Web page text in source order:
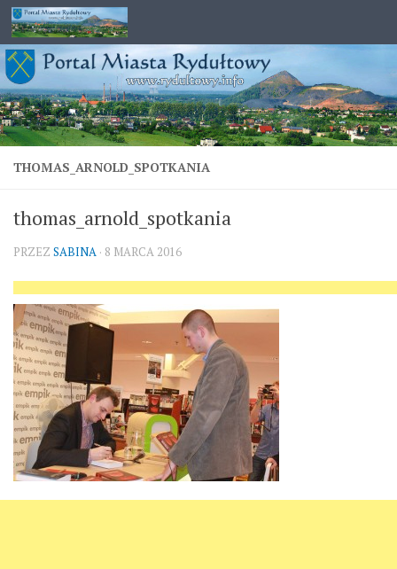
Przejdź do treści
THOMAS_ARNOLD_SPOTKANIA
thomas_arnold_spotkania
PRZEZ SABINA · 8 MARCA 2016